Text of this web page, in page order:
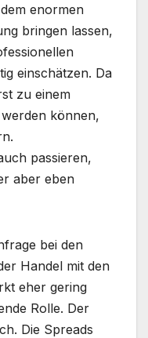
enormen
bringen lassen,
einschätzen. Da
zu einem
können,
passieren,
aber eben
bei den
Handel mit den
eher gering
Rolle. Der
Die Spreads